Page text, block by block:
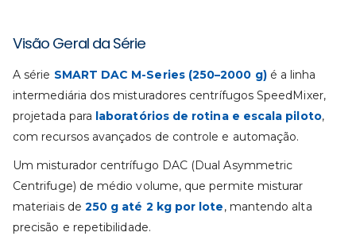
Visão Geral da Série
A série SMART DAC M-Series (250–2000 g)é a linha
intermediária dos misturadores centrífugos SpeedMixer,
projetada para laboratórios de rotina e escala piloto,
com recursos avançados de controle e automação.
Um misturador centrífugo DAC (Dual Asymmetric
Centrifuge) de médio volume, que permite misturar
materiais de 250 g até 2 kg por lote, mantendo alta
precisão e repetibilidade.